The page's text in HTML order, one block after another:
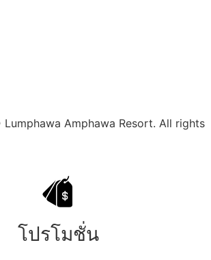
Amphawa Resort. All rights
โปรโมชั่น